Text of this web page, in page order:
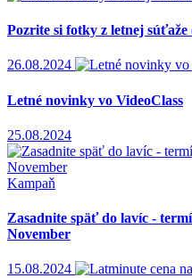
Pozrite si fotky z letnej
26.08.2024
Letné novinky vo VideoClass
25.08.2024
Kampaň
Zasadnite späť do lavíc -
November
15.08.2024